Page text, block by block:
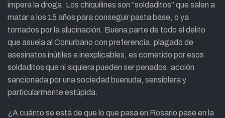
impera la droga. Los chiquilines son “soldaditos” que salen a
matar a los 15 años para conseguir pasta base, o ya
tomados por la alucinación. Buena parte de todo el delito
que asuela al Conurbano con preferencia, plagado de
asesinatos inútiles e inexplicables, es cometido por esos
soldaditos que ni siquiera pueden ser penados, acción
sancionada por una sociedad buenuda, sensiblera y
particularmente estúpida.
¿A cuánto se está de que lo que pasa en Rosario pase en la